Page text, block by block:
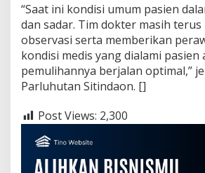
“Saat ini kondisi umum pasien
dan sadar. Tim dokter masih
observasi serta memberikan
kondisi medis yang dialami pasien
pemulihannya berjalan optimal,”
Parluhutan Sitindaon. []
Post Views: 2,300